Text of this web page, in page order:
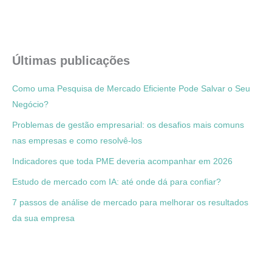
Últimas publicações
Como uma Pesquisa de Mercado Eficiente Pode Salvar o Seu
Negócio?
Problemas de gestão empresarial: os desafios mais comuns
nas empresas e como resolvê-los
Indicadores que toda PME deveria acompanhar em 2026
Estudo de mercado com IA: até onde dá para confiar?
7 passos de análise de mercado para melhorar os resultados
da sua empresa